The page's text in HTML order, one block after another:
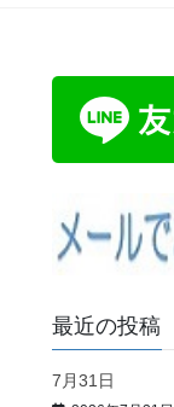
最近の投稿
7月31日